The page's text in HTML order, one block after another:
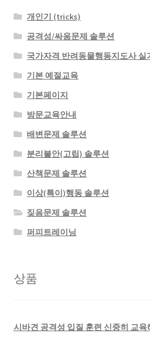
개인기 (tricks)
공격성/싸움문제 솔루션
국가자격 반려동물행동지도사 실
기본 예절교육
기본페이지
방문교육안내
배변문제 솔루션
분리불안(고립) 솔루션
산책문제 솔루션
이상(특이)행동 솔루션
짖음문제 솔루션
퍼피트레이닝
상품
시바견 공격성 입질 훈련 신중히 교육